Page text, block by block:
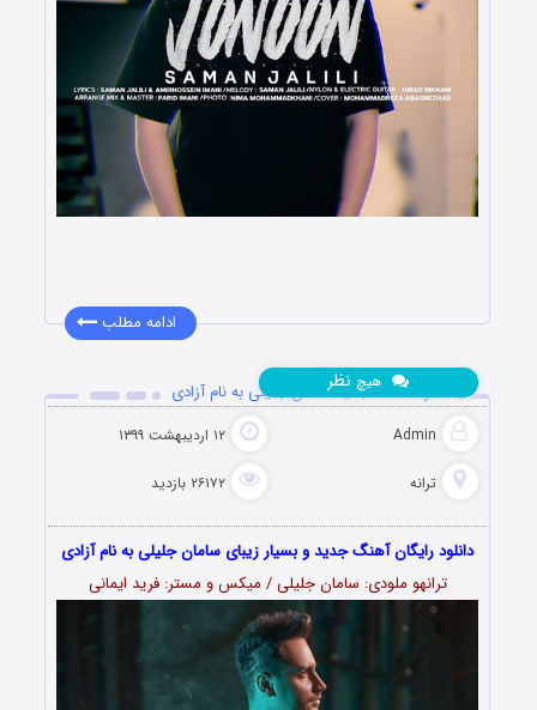
ادامه مطلب
دانلود آهنگ جدید سامان جلیلی به نام آزادی
Admin ۱۲ اردیبهشت ۱۳۹۹
ترانه ۲۶۱۷۲ بازدید
هیچ نظر
دانلود رایگان آهنگ جدید و بسیار زیبای سامان جلیلی به نام آزادی
ترانهو ملودی: سامان جلیلی / میکس و مستر: فرید ایمانی